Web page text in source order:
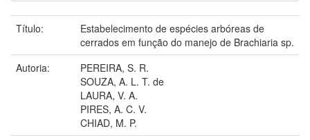
Título:
Estabelecimento de espécies arbóreas de
cerrados em função do manejo de Brachiaria sp.
Autoria:
PEREIRA, S. R.
SOUZA, A. L. T. de
LAURA, V. A.
PIRES, A. C. V.
CHIAD, M. P.